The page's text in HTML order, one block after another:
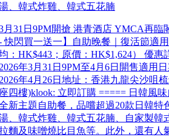
、韓式炸雞、韓式五花腩
月31日9PM開搶 港青酒店 YMCA再臨
快閃買一送一】自助晚餐｜復活節適
：HK$443；原價：HK$1,624） 優惠
年3月31日9PM至4月6日開售適用
年4月26日地址：香港九龍尖沙咀
四樓)klook: 立即訂購 ===== 日韓風
新主題自助餐，品嚐超過20款日韓特
、韓式炸雞、韓式五花腩、自家製韓
麵及味噌燒比目魚等。此外，還有人